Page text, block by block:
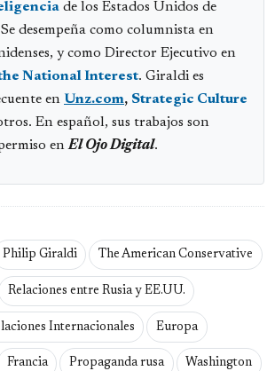
de los Estados Unidos de
desempeña como columnista en
y como Director Ejecutivo en
National Interest. Giraldi es
en Unz.com, Strategic Culture
En español, sus trabajos son
enEl Ojo Digital.
Philip Giraldi The American Conservative
Relaciones entre Rusia y EE.UU.
Internacionales Europa
Francia Propaganda rusa Washington